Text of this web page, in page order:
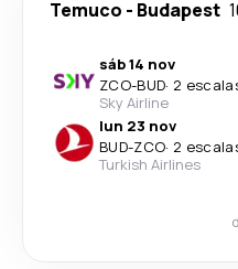
Temuco - Budapest
sáb 14 nov
ZCO-BUD· 2
Sky Airline
lun 23 nov
BUD-ZCO· 2
Turkish Airlines